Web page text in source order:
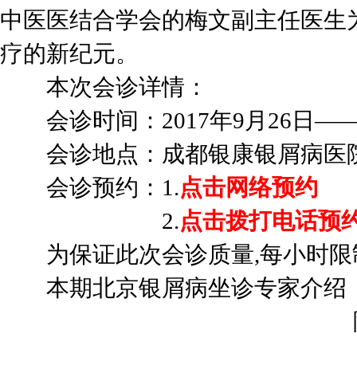
中医医结合学会的梅文副主任医
疗的新纪元。
本次会诊详情：
会诊时间：2017年9月26日
会诊地点：成都银康银屑病医
会诊预约：1.点击网络预约
2.点击拨打电话预
为保证此次会诊质量,每小时限
本期北京银屑病坐诊专家介绍
陈